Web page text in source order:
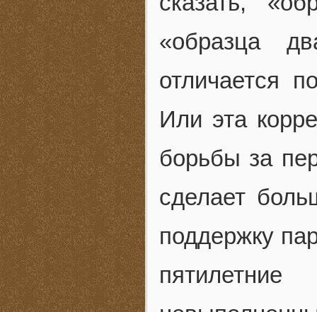
«образца
отличается
Или эта
борьбы за
сделает
поддержку